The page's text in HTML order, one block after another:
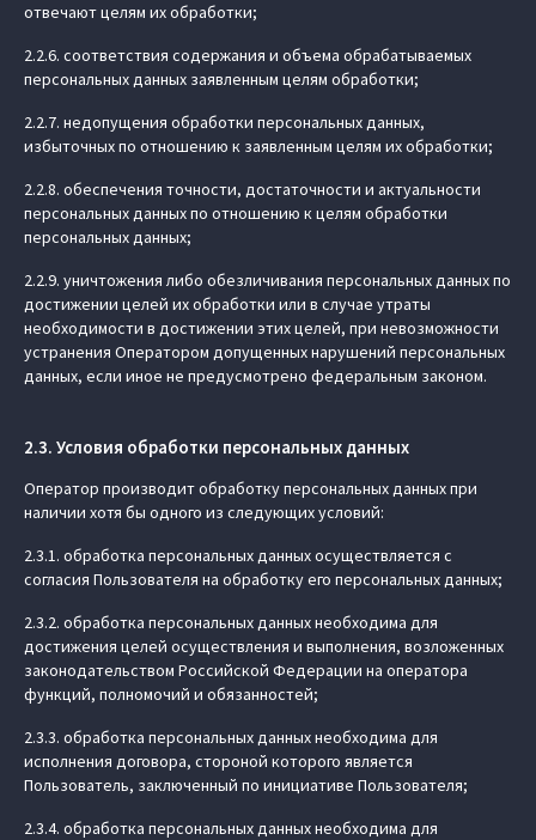
отвечают целям их обработки;
2.2.6. соответствия содержания и объема обрабатываемых
персональных данных заявленным целям обработки;
2.2.7. недопущения обработки персональных данных,
избыточных по отношению к заявленным целям их обработки;
2.2.8. обеспечения точности, достаточности и актуальности
персональных данных по отношению к целям обработки
персональных данных;
2.2.9. уничтожения либо обезличивания персональных данных по
достижении целей их обработки или в случае утраты
необходимости в достижении этих целей, при невозможности
устранения Оператором допущенных нарушений персональных
данных, если иное не предусмотрено федеральным законом.
2.3. Условия обработки персональных данных
Оператор производит обработку персональных данных при
наличии хотя бы одного из следующих условий:
2.3.1. обработка персональных данных осуществляется с
согласия Пользователя на обработку его персональных данных;
2.3.2. обработка персональных данных необходима для
достижения целей осуществления и выполнения, возложенных
законодательством Российской Федерации на оператора
функций, полномочий и обязанностей;
2.3.3. обработка персональных данных необходима для
исполнения договора, стороной которого является
Пользователь, заключенный по инициативе Пользователя;
2.3.4. обработка персональных данных необходима для